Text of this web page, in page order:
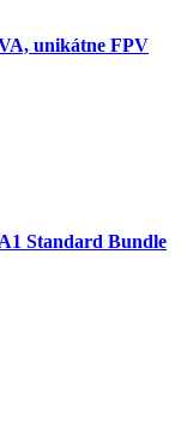
unikátne FPV
Standard Bundle